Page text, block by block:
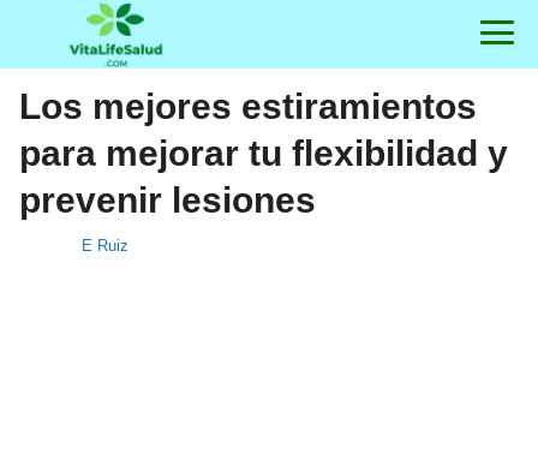
Los mejores estiramientos
para mejorar tu flexibilidad y
prevenir lesiones
E Ruiz